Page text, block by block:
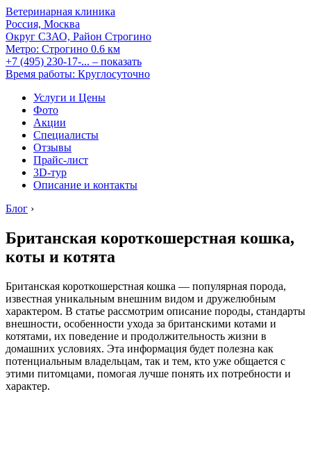
Ветеринарная клиника
Россия, Москва
Округ СЗАО, Район Строгино
Метро: Строгино 0.6 км
+7 (495) 230-17-... – показать
Время работы: Круглосуточно
Услуги и Цены
Фото
Акции
Специалисты
Отзывы
Прайс-лист
3D-тур
Описание и контакты
Блог ›
Британская короткошерстная кошка,
коты и котята
Британская короткошерстная кошка — популярная порода,
известная уникальным внешним видом и дружелюбным
характером. В статье рассмотрим описание породы, стандарты
внешности, особенности ухода за британскими котами и
котятами, их поведение и продолжительность жизни в
домашних условиях. Эта информация будет полезна как
потенциальным владельцам, так и тем, кто уже общается с
этими питомцами, помогая лучше понять их потребности и
характер.